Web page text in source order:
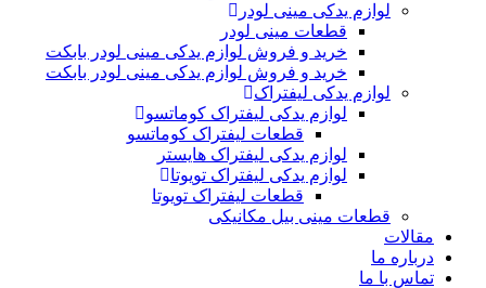
لوازم یدکی مینی لودر
قطعات مینی لودر
خرید و فروش لوازم یدکی مینی لودر بابکت
خرید و فروش لوازم یدکی مینی لودر بابکت
لوازم یدکی لیفتراک
لوازم یدکی لیفتراک کوماتسو
قطعات لیفتراک کوماتسو
لوازم یدکی لیفتراک هایستر
لوازم یدکی لیفتراک تویوتا
قطعات لیفتراک تویوتا
قطعات مینی بیل مکانیکی
ما
با ما